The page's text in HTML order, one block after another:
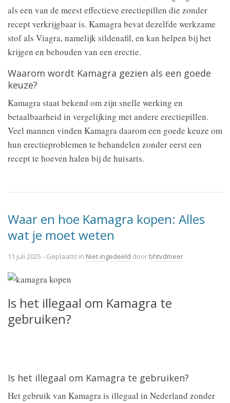
als een van de meest effectieve erectiepillen die zonder
recept verkrijgbaar is. Kamagra bevat dezelfde werkzame
stof als Viagra, namelijk sildenafil, en kan helpen bij het
krijgen en behouden van een erectie.
Waarom wordt Kamagra gezien als een goede
keuze?
Kamagra staat bekend om zijn snelle werking en
betaalbaarheid in vergelijking met andere erectiepillen.
Veel mannen vinden Kamagra daarom een goede keuze om
hun erectieproblemen te behandelen zonder eerst een
recept te hoeven halen bij de huisarts.
Waar en hoe Kamagra kopen: Alles
wat je moet weten
11 juli 2025 - Geplaatst in Niet ingedeeld door bhtvdmeer
Is het illegaal om Kamagra te
gebruiken?
Is het illegaal om Kamagra te gebruiken?
Het gebruik van Kamagra is illegaal in Nederland zonder